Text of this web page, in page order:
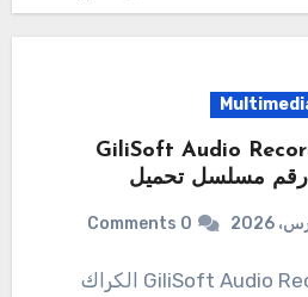
15.1.0 GiliSoft Audio
رقم مسلسل تحميل
0 Comments